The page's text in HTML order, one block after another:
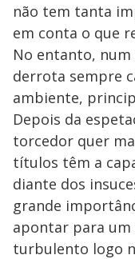
não tem tanta
em conta o que
No entanto,
derrota sempre
ambiente,
Depois da
torcedor quer
títulos têm a
diante dos
grande
apontar para
turbulento logo